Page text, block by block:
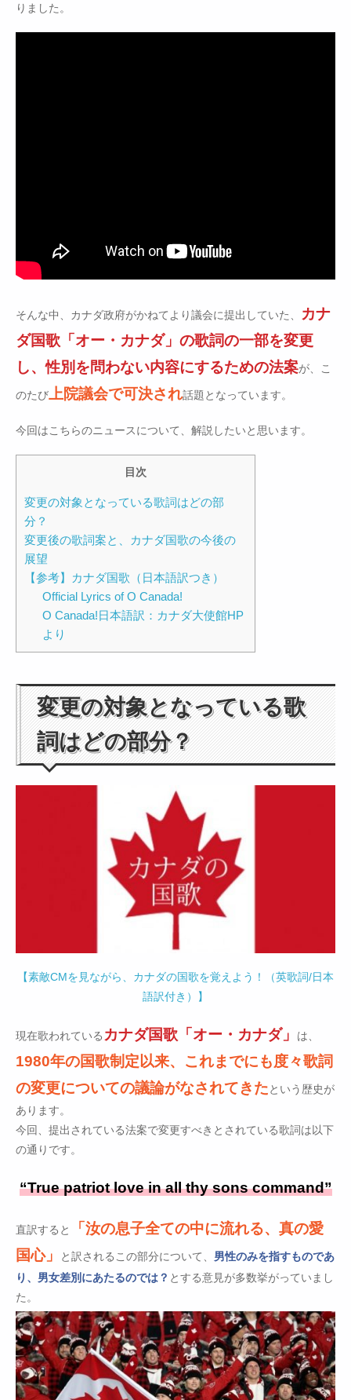
りました。
そんな中、カナダ政府がかねてより議会に提出していた、
カナ
ダ国歌「オー・カナダ」の歌詞の一部を変更
し、性別を問わない内容にするための法案が、こ
のたび上院議会で可決され話題となっています。
今回はこちらのニュースについて、解説したいと思います。
目次
変更の対象となっている歌詞はどの部
分？
変更後の歌詞案と、カナダ国歌の今後の
展望
【参考】カナダ国歌（日本語訳つき）
Official Lyrics of O Canada!
O Canada!日本語訳：カナダ大使館HP
より
変更の対象となっている歌
詞はどの部分？
【素敵CMを見ながら、カナダの国歌を覚えよう！（英歌詞/日本
語訳付き）】
現在歌われている カナダ国歌「オー・カナダ」 は、
1980年の国歌制定以来、これまでにも度々歌詞
の変更についての議論がなされてきたという歴史が
あります。
今回、提出されている法案で変更すべきとされている歌詞は以下
の通りです。
“True patriot love in all thy sons command”
直訳すると
「汝の息子全ての中に流れる、真の愛
国心」
と訳されるこの部分について、 男性のみを指すものであ
り、男女差別にあたるのでは？ とする意見が多数挙がっていまし
た。